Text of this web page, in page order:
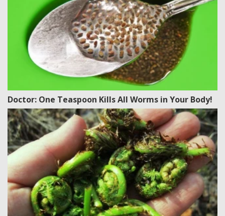
Doctor: One Teaspoon Kills All Worms in Your Body!